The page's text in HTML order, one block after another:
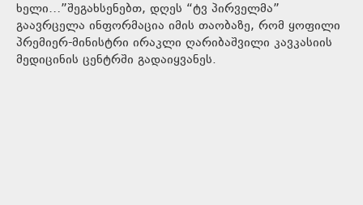
ხელი…”შეგახსენებთ, დღეს “ტვ პირველმა”
გაავრცელა ინფორმაცია იმის თაობაზე, რომ ყოფილი
პრემიერ-მინისტრი ირაკლი ღარიბაშვილი კავკასიის
მედიცინის ცენტრში გადაიყვანეს.